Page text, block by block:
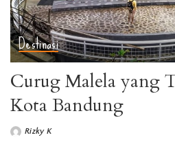
Destinasi
Curug Malela yang
Kota Bandung
Rizky K